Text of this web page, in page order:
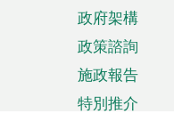
政府架構
政策諮詢
施政報告
特別推介